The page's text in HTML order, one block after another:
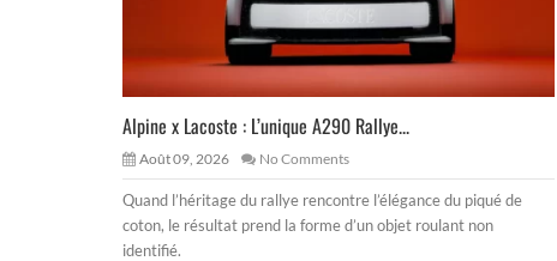
Alpine x Lacoste : L’unique A290 Rallye...
Août 09, 2026 No Comments
Quand l’héritage du rallye rencontre l’élégance du piqué de
coton, le résultat prend la forme d’un objet roulant non
identifié.